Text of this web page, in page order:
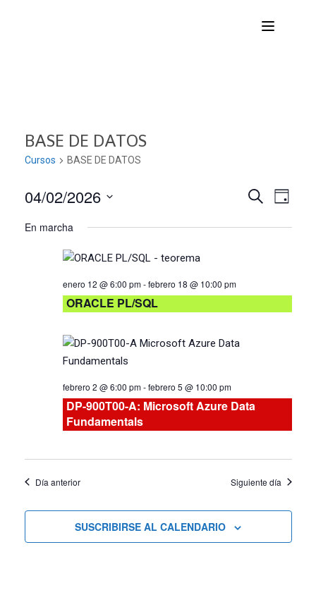
BASE DE DATOS
Cursos BASE DE DATOS
de
y
Cursos
BUSCAR
de
DÍA
04/02/2026
fecha.
En marcha
enero 12 @ 6:00 pm-febrero 18 @ 10:00 pm
ORACLE PL/SQL
febrero 2 @ 6:00 pm-febrero 5 @ 10:00 pm
DP-900T00-A: Microsoft Azure Data
Fundamentals
Día anterior Siguiente día
SUSCRIBIRSE AL CALENDARIO